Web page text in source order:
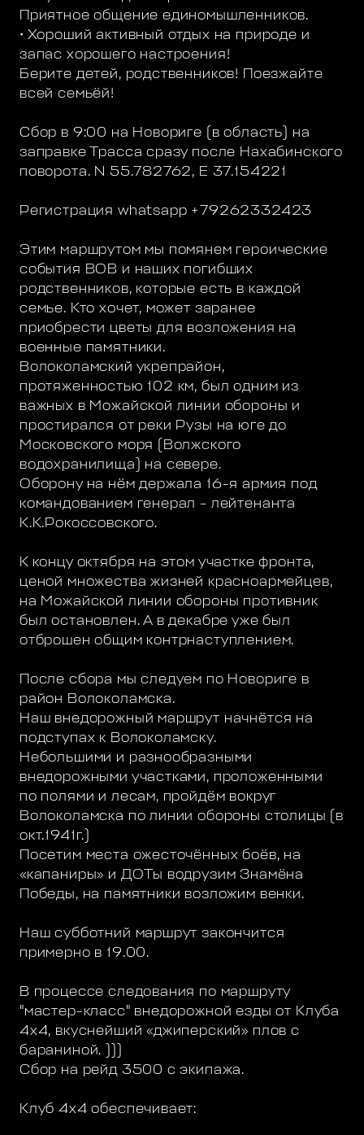
Приятное общение единомышленников.
• Хороший активный отдых на природе и
запас хорошего настроения!
Берите детей, родственников! Поезжайте
всей семьёй!
Сбор в 9:00 на Новориге (в область) на
заправке Трасса сразу после Нахабинского
поворота. N 55.782762, E 37.154221
Регистрация whatsapp +79262332423
Этим маршрутом мы помянем героические
события ВОВ и наших погибших
родственников, которые есть в каждой
семье. Кто хочет, может заранее
приобрести цветы для возложения на
военные памятники.
Волоколамский укрепрайон,
протяженностью 102 км, был одним из
важных в Можайской линии обороны и
простирался от реки Рузы на юге до
Московского моря (Волжского
водохранилища) на севере.
Оборону на нём держала 16-я армия под
командованием генерал – лейтенанта
К.К.Рокоссовского.
К концу октября на этом участке фронта,
ценой множества жизней красноармейцев,
на Можайской линии обороны противник
был остановлен. А в декабре уже был
отброшен общим контрнаступлением.
После сбора мы следуем по Новориге в
район Волоколамска.
Наш внедорожный маршрут начнётся на
подступах к Волоколамску.
Небольшими и разнообразными
внедорожными участками, проложенными
по полями и лесам, пройдём вокруг
Волоколамска по линии обороны столицы (в
окт.1941г.)
Посетим места ожесточённых боёв, на
«капаниры» и ДОТы водрузим Знамёна
Победы, на памятники возложим венки.
Наш субботний маршрут закончится
примерно в 19.00.
В процессе следования по маршруту
"мастер-класс" внедорожной езды от Клуба
4х4, вкуснейший «джиперский» плов с
бараниной. )))
Сбор на рейд 3500 с экипажа.
Клуб 4х4 обеспечивает: